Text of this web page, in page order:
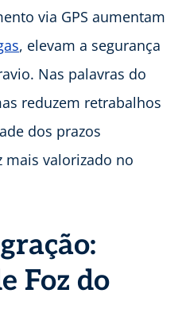
via GPS aumentam
, elevam a segurança
Nas palavras do
reduzem retrabalhos
dos prazos
mais valorizado no
Foz do